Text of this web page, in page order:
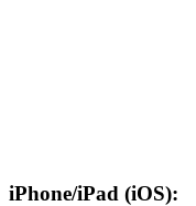
iPhone/iPad (iOS):